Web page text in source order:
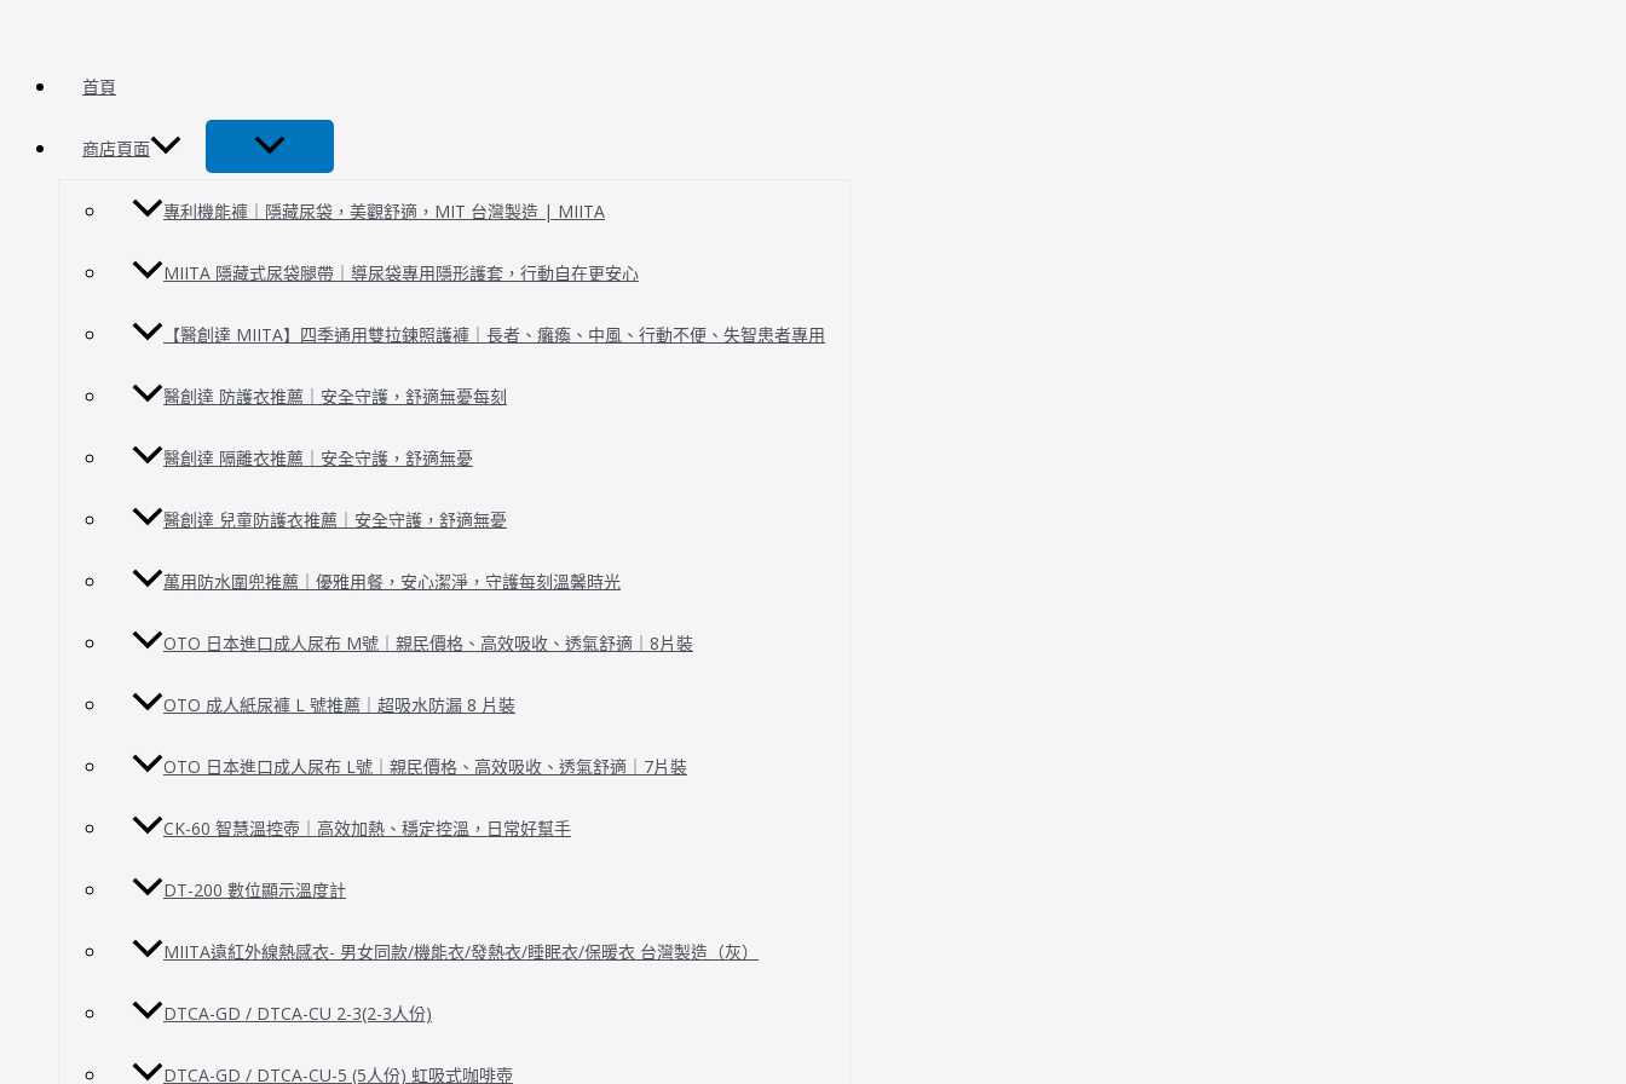
首頁
商店頁面
專利機能褲｜隱藏尿袋，美觀舒適，MIT 台灣製造 | MIITA
MIITA 隱藏式尿袋腿帶｜導尿袋專用隱形護套，行動自在更安心
【醫創達 MIITA】四季通用雙拉鍊照護褲｜長者、癱瘓、中風、行動不便、失智患者專用
醫創達 防護衣推薦｜安全守護，舒適無憂每刻
醫創達 隔離衣推薦｜安全守護，舒適無憂
醫創達 兒童防護衣推薦｜安全守護，舒適無憂
萬用防水圍兜推薦｜優雅用餐，安心潔淨，守護每刻溫馨時光
OTO 日本進口成人尿布 M號｜親民價格、高效吸收、透氣舒適｜8片裝
OTO 成人紙尿褲 L 號推薦｜超吸水防漏 8 片裝
OTO 日本進口成人尿布 L號｜親民價格、高效吸收、透氣舒適｜7片裝
CK-60 智慧溫控壺｜高效加熱、穩定控溫，日常好幫手
DT-200 數位顯示溫度計
MIITA遠紅外線熱感衣- 男女同款/機能衣/發熱衣/睡眠衣/保暖衣 台灣製造（灰）
DTCA-GD / DTCA-CU 2-3(2-3人份)
DTCA-GD / DTCA-CU-5 (5人份) 虹吸式咖啡壺